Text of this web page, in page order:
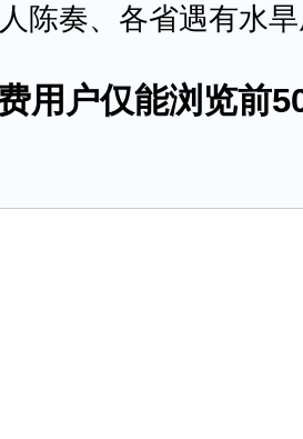
奏、各省遇有水旱
用户仅能浏览前